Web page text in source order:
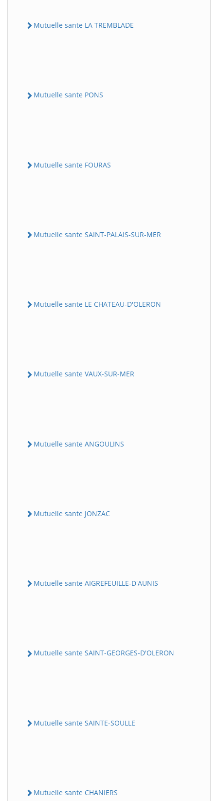
Mutuelle sante LA TREMBLADE
Mutuelle sante PONS
Mutuelle sante FOURAS
Mutuelle sante SAINT-PALAIS-SUR-MER
Mutuelle sante LE CHATEAU-D'OLERON
Mutuelle sante VAUX-SUR-MER
Mutuelle sante ANGOULINS
Mutuelle sante JONZAC
Mutuelle sante AIGREFEUILLE-D'AUNIS
Mutuelle sante SAINT-GEORGES-D'OLERON
Mutuelle sante SAINTE-SOULLE
Mutuelle sante CHANIERS